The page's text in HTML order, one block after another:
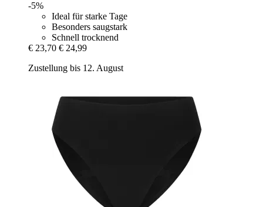
-5%
Ideal für starke Tage
Besonders saugstark
Schnell trocknend
€ 23,70 € 24,99
Zustellung bis 12. August